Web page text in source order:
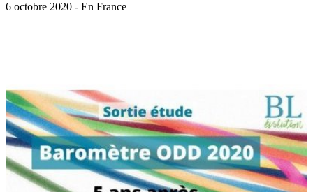
6 octobre 2020 - En France